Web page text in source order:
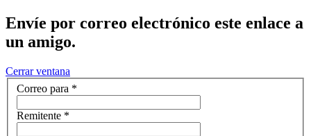
Envíe por correo electrónico este enlace a
un amigo.
Cerrar ventana
Correo para *
Remitente *